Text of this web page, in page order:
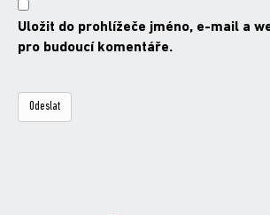
Uložit do prohlížeče jméno, e-mail a
pro budoucí komentáře.